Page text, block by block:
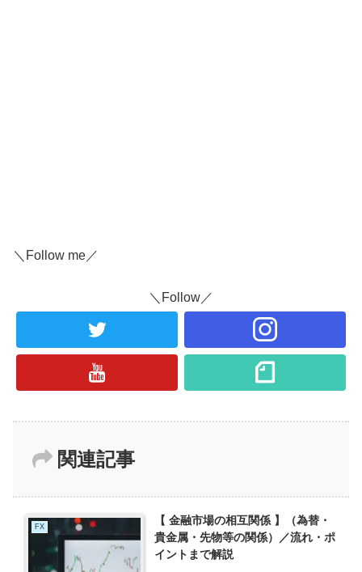
＼Follow me／
＼Follow／
関連記事
FX
【 金融市場の相互関係 】（為替・
貴金属・先物等の関係）／流れ・ポ
イントまで解説